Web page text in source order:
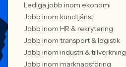
Lediga jobb inom ekonomi
Jobb inom kundtjänst
Jobb inom HR & rekrytering
Jobb inom transport & logistik
Jobb inom industri & tillverkning
Jobb inom marknadsföring